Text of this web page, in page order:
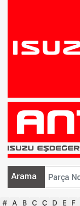
Arama
# A B C Ç D E F